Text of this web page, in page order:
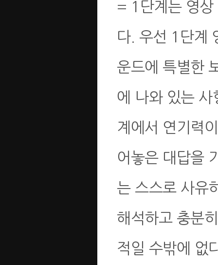
= 1단계는 영상
다. 우선 1단계
운드에 특별한
에 나와 있는 사
계에서 연기력
어놓은 대답을
는 스스로 사유
해석하고 충분
적일 수밖에 없